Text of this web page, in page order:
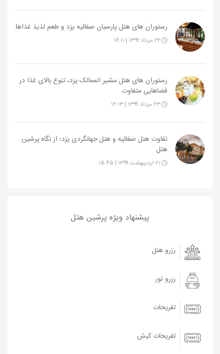
رستوران های هتل پارسیان صفائیه یزد و طعم لذیذ غذاها
رستوران های هتل مشیر الممالک یزد، تنوع بالای غذا در
فضاهایی متفاوت
تفاوت هتل صفائیه و هتل جهانگردی یزد؛ از نگاه پرشین
هتل
پیشنهاد ویژه پرشین هتل
رزرو هتل
رزرو تور
تفریحات
تفریحات کیش